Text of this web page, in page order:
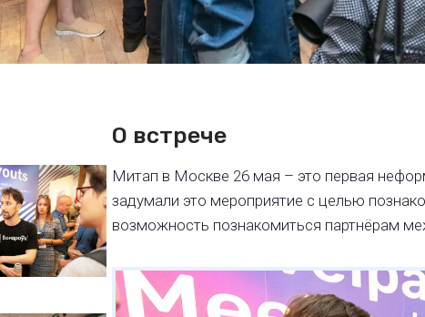
О встрече
Митап в Москве 26 мая – это первая
задумали это мероприятие с целью
возможность познакомиться партнёрам